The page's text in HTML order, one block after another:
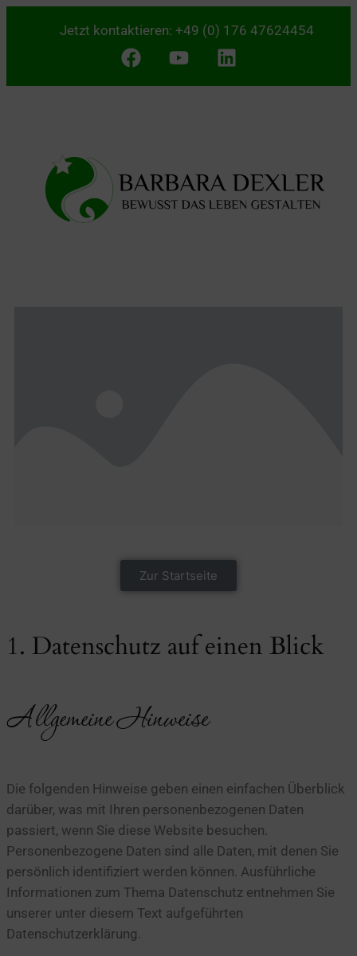
Jetzt kontaktieren: +49 (0) 176 47624454
Zur Startseite
1. Datenschutz auf einen Blick
Allgemeine Hinweise
Die folgenden Hinweise geben einen einfachen Überblick
darüber, was mit Ihren personenbezogenen Daten
passiert, wenn Sie diese Website besuchen.
Personenbezogene Daten sind alle Daten, mit denen Sie
persönlich identifiziert werden können. Ausführliche
Informationen zum Thema Datenschutz entnehmen Sie
unserer unter diesem Text aufgeführten
Datenschutzerklärung.